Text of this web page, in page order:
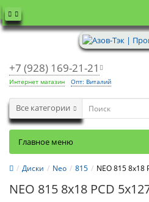
+7 (928) 169-21-21
Интернет магазин Опт: Виталий
Все категории
Главное меню
Диски Neo 815 NEO 815 8x18
NEO 815 8x18 PCD